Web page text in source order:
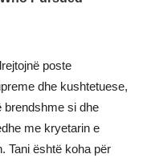
poste
dhe kushtetuese,
brendshme si dhe
me kryetarin e
Tani është koha për